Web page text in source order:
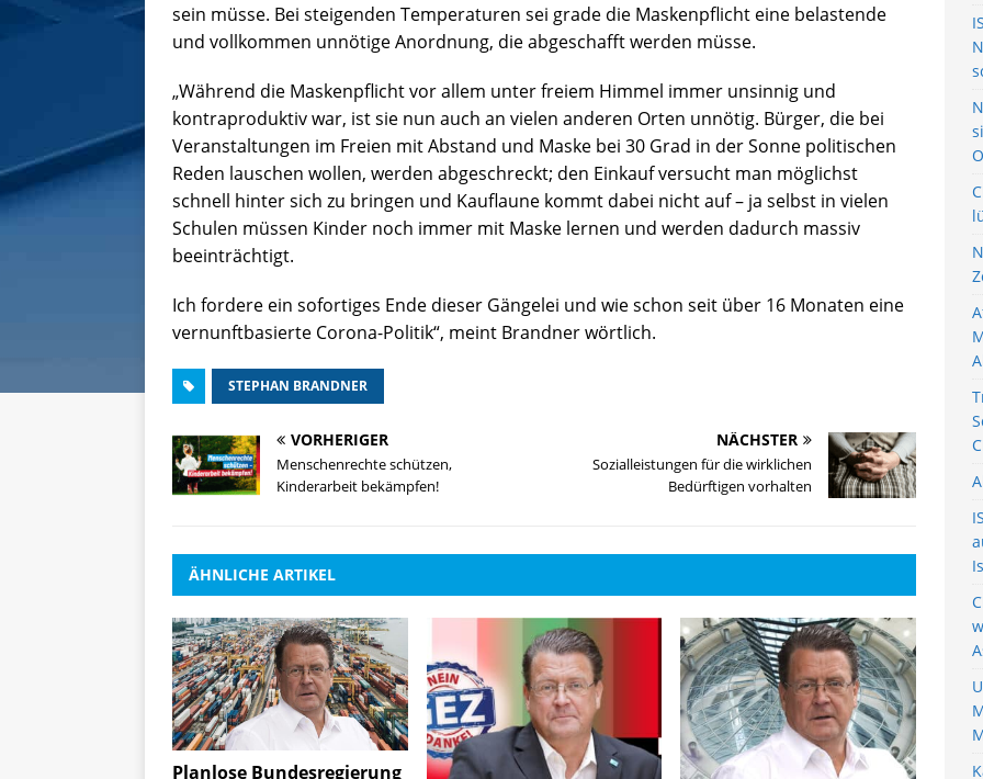
sein müsse. Bei steigenden Temperaturen sei grade die Maskenpflicht eine belastende
und vollkommen unnötige Anordnung, die abgeschafft werden müsse.
„Während die Maskenpflicht vor allem unter freiem Himmel immer unsinnig und
kontraproduktiv war, ist sie nun auch an vielen anderen Orten unnötig. Bürger, die bei
Veranstaltungen im Freien mit Abstand und Maske bei 30 Grad in der Sonne politischen
Reden lauschen wollen, werden abgeschreckt; den Einkauf versucht man möglichst
schnell hinter sich zu bringen und Kauflaune kommt dabei nicht auf – ja selbst in vielen
Schulen müssen Kinder noch immer mit Maske lernen und werden dadurch massiv
beeinträchtigt.
Ich fordere ein sofortiges Ende dieser Gängelei und wie schon seit über 16 Monaten eine
vernunftbasierte Corona-Politik“, meint Brandner wörtlich.
STEPHAN BRANDNER
VORHERIGER
Menschenrechte schützen,
Kinderarbeit bekämpfen!
NÄCHSTER
Sozialleistungen für die wirklichen
Bedürftigen vorhalten
ÄHNLICHE ARTIKEL
Planlose Bundesregierung